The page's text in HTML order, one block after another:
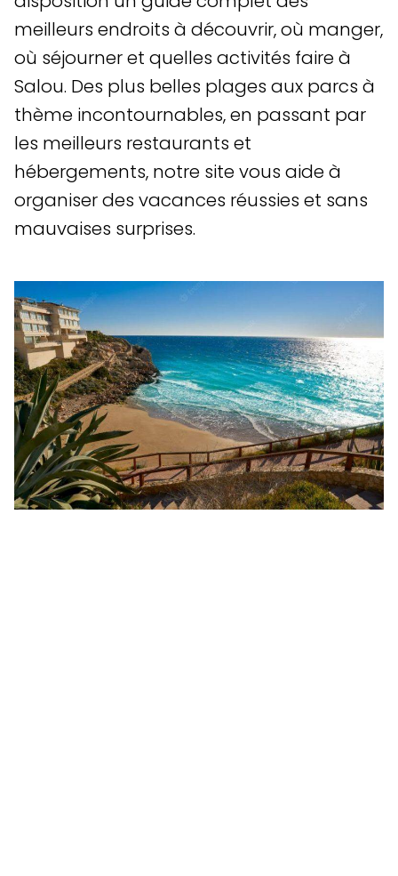
meilleurs endroits à découvrir, où manger,
où séjourner et quelles activités faire à
Salou. Des plus belles plages aux parcs à
thème incontournables, en passant par
les meilleurs restaurants et
hébergements, notre site vous aide à
organiser des vacances réussies et sans
mauvaises surprises.